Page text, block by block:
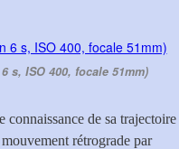
s, ISO 400, focale 51mm)
de sa trajectoire
rétrograde par